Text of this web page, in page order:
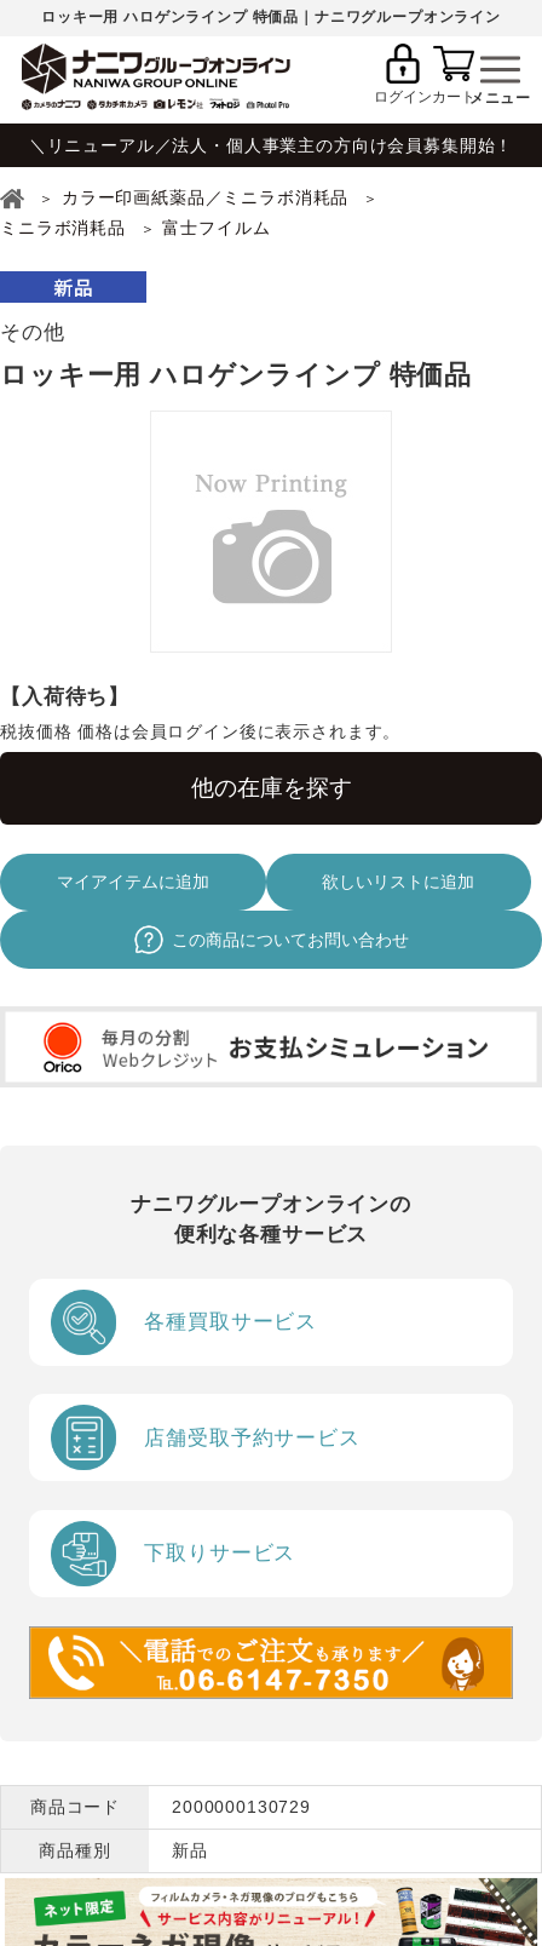
ロッキー用 ハロゲンラインプ 特価品｜ナニワグループオンライン
ログインカート
＼リニューアル／法人・個人事業主の方向け会員募集開始！
カラー印画紙薬品／ミニラボ消耗品
ミニラボ消耗品
富士フイルム
その他
ロッキー用 ハロゲンラインプ 特価品
【入荷待ち】
税抜価格 価格は会員ログイン後に表示されます。
マイアイテムに追加 欲しいリストに追加
この商品についてお問い合わせ
ナニワグループオンラインの
便利な各種サービス
各種買取サービス
店舗受取予約サービス
下取りサービス
商品コード 2000000130729
商品種別 新品